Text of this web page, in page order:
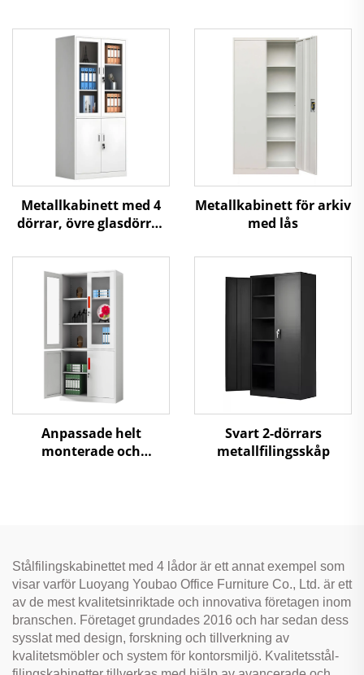
Metallkabinett med 4
dörrar, övre glasdörrar
kontorsförvaring
Metallkabinett för arkiv
med lås
Anpassade helt
monterade och
Svart 2-dörrars
metallfilingsskåp
Stålfilingskabinettet med 4 lådor är ett annat exempel som
visar varför Luoyang Youbao Office Furniture Co., Ltd. är ett
av de mest kvalitetsinriktade och innovativa företagen inom
branschen. Företaget grundades 2016 och har sedan dess
sysslat med design, forskning och tillverkning av
kvalitetsmöbler och system för kontorsmiljö. Kvalitetsstål-